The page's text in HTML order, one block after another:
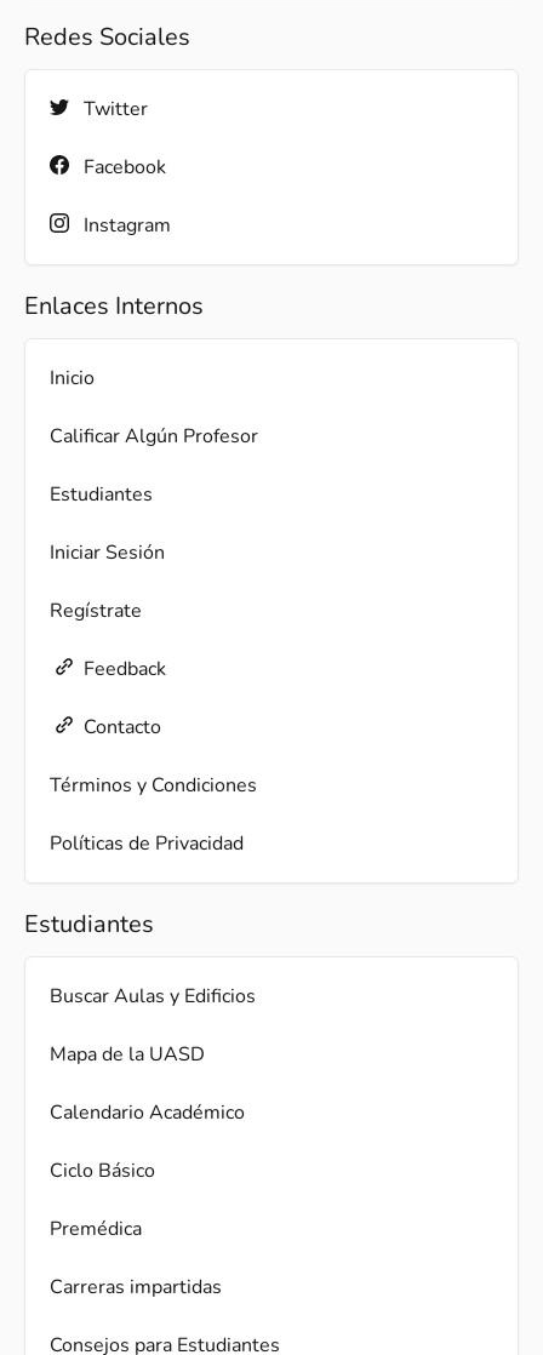
Redes Sociales
Twitter
Facebook
Instagram
Enlaces Internos
Inicio
Calificar Algún Profesor
Estudiantes
Iniciar Sesión
Regístrate
Feedback
Contacto
Términos y Condiciones
Políticas de Privacidad
Estudiantes
Buscar Aulas y Edificios
Mapa de la UASD
Calendario Académico
Ciclo Básico
Premédica
Carreras impartidas
Consejos para Estudiantes